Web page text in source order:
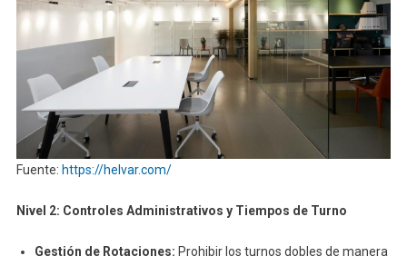
Fuente: https://helvar.com/
Nivel 2: Controles Administrativos y Tiempos de Turno
Gestión de Rotaciones: Prohibir los turnos dobles de manera